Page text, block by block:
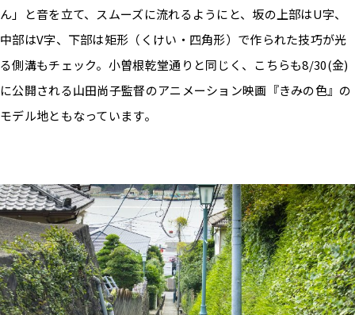
ん」と音を立て、スムーズに流れるようにと、坂の上部はU字、
中部はV字、下部は矩形（くけい・四角形）で作られた技巧が光
る側溝もチェック。小曽根乾堂通りと同じく、こちらも8/30(金)
に公開される山田尚子監督のアニメーション映画『きみの色』の
モデル地ともなっています。